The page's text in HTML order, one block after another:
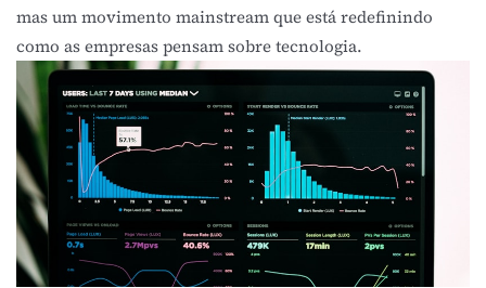
mas um movimento mainstream que está redefinindo
como as empresas pensam sobre tecnologia.